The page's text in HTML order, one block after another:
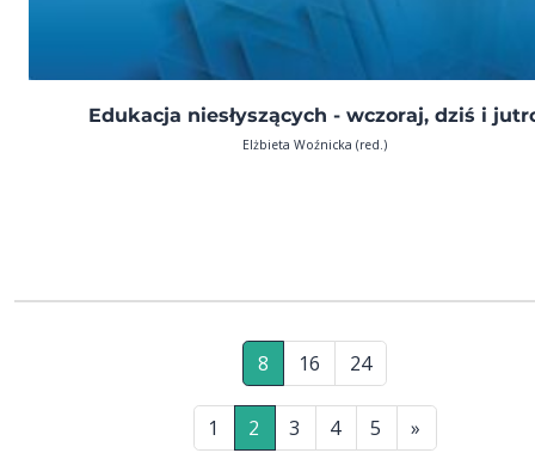
Edukacja niesłyszących - wczoraj, dziś i
Elżbieta Woźnicka (red.)
8 16 24
1 2 3 4 5 »